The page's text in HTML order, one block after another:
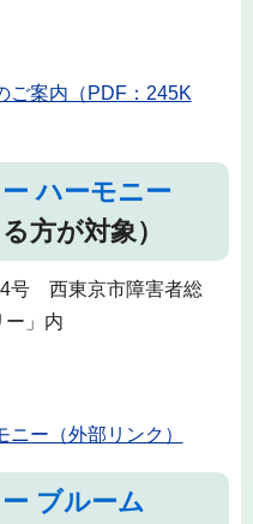
ご案内（PDF：245K
ハーモニー
方が対象）
号 西東京市障害者総
ー」内
ー（外部リンク）
ー ブルーム